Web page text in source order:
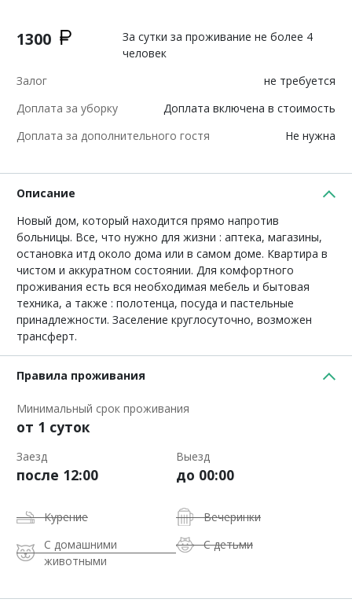
1300
За сутки за проживание не более 4
человек
Залог
не требуется
Доплата за уборку
Доплата включена в стоимость
Доплата за дополнительного гостя
Не нужна
Описание
Новый дом, который находится прямо напротив
больницы. Все, что нужно для жизни : аптека, магазины,
остановка итд около дома или в самом доме. Квартира в
чистом и аккуратном состоянии. Для комфортного
проживания есть вся необходимая мебель и бытовая
техника, а также : полотенца, посуда и пастельные
принадлежности. Заселение круглосуточно, возможен
трансферт.
Правила проживания
Минимальный срок проживания
от 1 суток
Заезд
после 12:00
Выезд
до 00:00
Курение
Вечеринки
С домашними
животными
С детьми